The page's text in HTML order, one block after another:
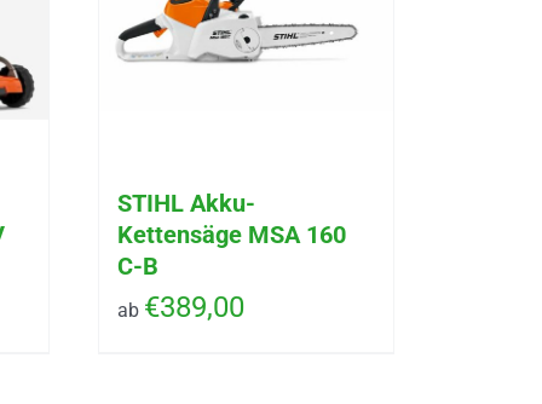
STIHL Akku-
Kettensäge MSA 160
C-B
ab €389,00